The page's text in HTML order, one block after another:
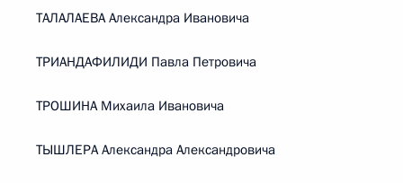
ТАЛАЛАЕВА Александра Ивановича
ТРИАНДАФИЛИДИ Павла Петровича
ТРОШИНА Михаила Ивановича
ТЫШЛЕРА Александра Александровича